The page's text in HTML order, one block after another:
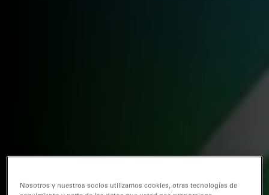
Nosotros y nuestros socios utilizamos cookies, otras tecnologías de